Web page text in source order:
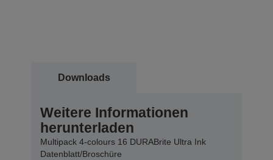
Downloads
Weitere Informationen
herunterladen
Multipack 4-colours 16 DURABrite Ultra Ink
Datenblatt/Broschüre